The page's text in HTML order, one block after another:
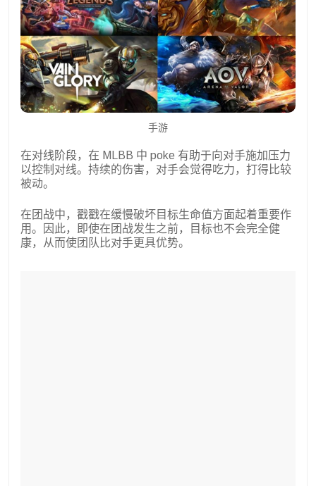
手游
在对线阶段，在 MLBB 中 poke 有助于向对手施加压力
以控制对线。持续的伤害，对手会觉得吃力，打得比较
被动。
在团战中，戳戳在缓慢破坏目标生命值方面起着重要作
用。因此，即使在团战发生之前，目标也不会完全健
康，从而使团队比对手更具优势。